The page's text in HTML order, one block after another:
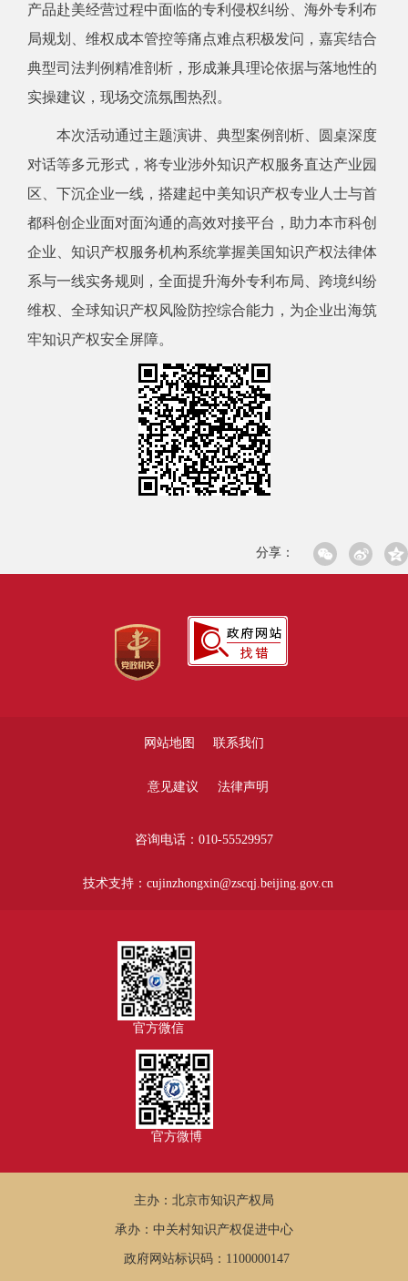
产品赴美经营过程中面临的专利侵权纠纷、海外专利布
局规划、维权成本管控等痛点难点积极发问，嘉宾结合
典型司法判例精准剖析，形成兼具理论依据与落地性的
实操建议，现场交流氛围热烈。
本次活动通过主题演讲、典型案例剖析、圆桌深度
对话等多元形式，将专业涉外知识产权服务直达产业园
区、下沉企业一线，搭建起中美知识产权专业人士与首
都科创企业面对面沟通的高效对接平台，助力本市科创
企业、知识产权服务机构系统掌握美国知识产权法律体
系与一线实务规则，全面提升海外专利布局、跨境纠纷
维权、全球知识产权风险防控综合能力，为企业出海筑
牢知识产权安全屏障。
分享：
网站地图 联系我们
意见建议 法律声明
咨询电话：010-55529957
技术支持：cujinzhongxin@zscqj.beijing.gov.cn
官方微信
官方微博
主办：北京市知识产权局
承办：中关村知识产权促进中心
政府网站标识码：1100000147